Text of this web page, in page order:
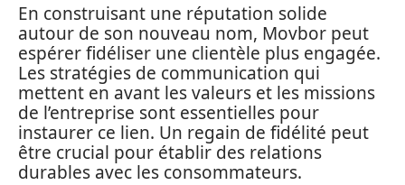
En construisant une réputation solide
autour de son nouveau nom, Movbor peut
espérer fidéliser une clientèle plus engagée.
Les stratégies de communication qui
mettent en avant les valeurs et les missions
de l’entreprise sont essentielles pour
instaurer ce lien. Un regain de fidélité peut
être crucial pour établir des relations
durables avec les consommateurs.